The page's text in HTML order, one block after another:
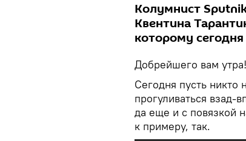
Колумнист
Квентина
которому
Добрейшего вам утра!
Сегодня пусть никто
прогуливаться
да еще и с повязкой
к примеру, так.